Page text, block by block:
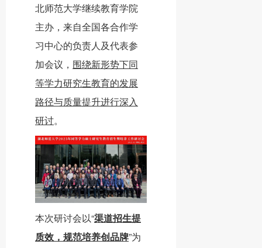
北师范大学继续教育学院
主办，来自全国各合作学
习中心的负责人及代表参
加会议， 围绕新形势下同
等学力研究生教育的发展
路径与质量提升进行深入
研讨。
本次研讨会以“渠道招生提
质效，规范培养创品牌”为